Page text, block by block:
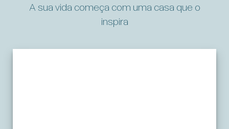
A sua vida começa com uma casa que o
inspira